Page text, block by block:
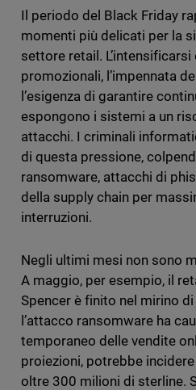
Il periodo del Black Friday
momenti più delicati per la
settore retail.
promozionali, l’impennata
l’esigenza di garantire
espongono i sistemi a un
attacchi. I criminali
di questa pressione,
ransomware, attacchi di
della supply chain per
interruzioni.
Negli ultimi mesi non sono
A maggio, per esempio, il
Spencer è finito nel mirino
l’attacco ransomware ha
temporaneo delle vendite
proiezioni, potrebbe
oltre 300 milioni di sterline.